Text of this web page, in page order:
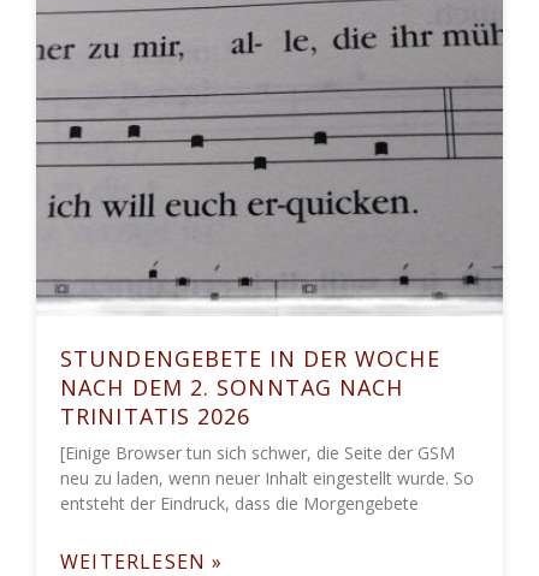
STUNDENGEBETE IN DER WOCHE
NACH DEM 2. SONNTAG NACH
TRINITATIS 2026
[Einige Browser tun sich schwer, die Seite der GSM
neu zu laden, wenn neuer Inhalt eingestellt wurde. So
entsteht der Eindruck, dass die Morgengebete
WEITERLESEN »